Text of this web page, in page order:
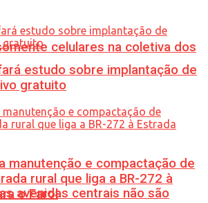
celulares na coletiva dos
avenidas centrais não são
estudo sobre implantação de
gratuito
manutenção e compactação de
rural que liga a BR-272 à
o Farol